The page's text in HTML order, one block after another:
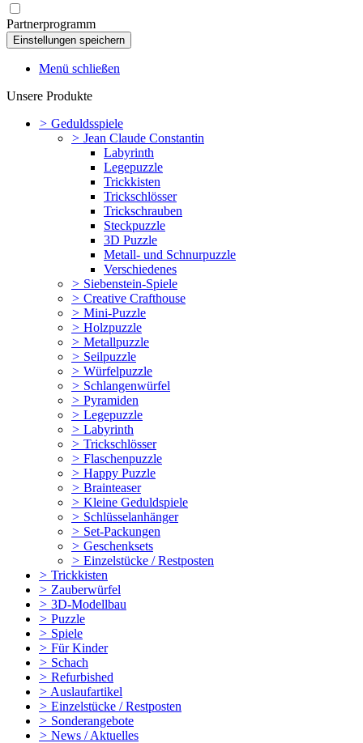
Partnerprogramm
Menü schließen
Unsere Produkte
> Geduldsspiele
> Jean Claude Constantin
Labyrinth
Legepuzzle
Trickkisten
Trickschlösser
Trickschrauben
Steckpuzzle
3D Puzzle
Metall- und Schnurpuzzle
Verschiedenes
> Siebenstein-Spiele
> Creative Crafthouse
> Mini-Puzzle
> Holzpuzzle
> Metallpuzzle
> Seilpuzzle
> Würfelpuzzle
> Schlangenwürfel
> Pyramiden
> Legepuzzle
> Labyrinth
> Trickschlösser
> Flaschenpuzzle
> Happy Puzzle
> Brainteaser
> Kleine Geduldspiele
> Schlüsselanhänger
> Set-Packungen
> Geschenksets
> Einzelstücke / Restposten
> Trickkisten
> Zauberwürfel
> 3D-Modellbau
> Puzzle
> Spiele
> Für Kinder
> Schach
> Refurbished
> Auslaufartikel
> Einzelstücke / Restposten
> Sonderangebote
> News / Aktuelles